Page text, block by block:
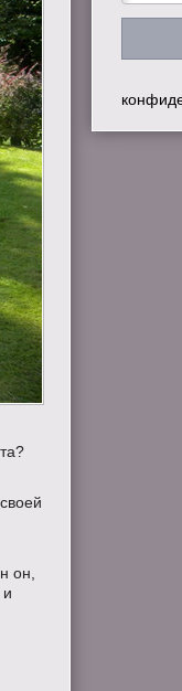
он,
и